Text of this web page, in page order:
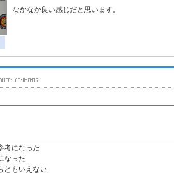
なかなか良い感じだと思います。
考になった
なった
ともいえない